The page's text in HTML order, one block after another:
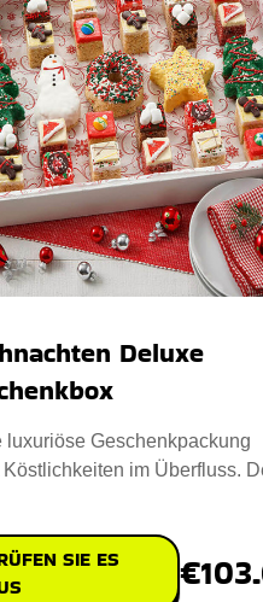
Deluxe
luxuriöse Geschenkpackung
Köstlichkeiten im Überfluss.
SIE ES